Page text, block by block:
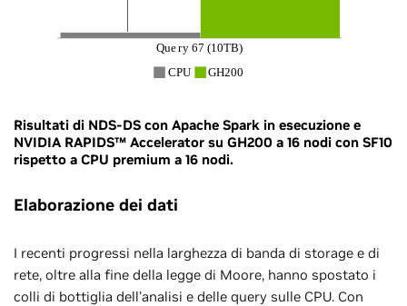
Risultati di NDS-DS con Apache Spark in esecuzione e
NVIDIA RAPIDS™ Accelerator su GH200 a 16 nodi con SF10
rispetto a CPU premium a 16 nodi.
Elaborazione dei dati
I recenti progressi nella larghezza di banda di storage e di
rete, oltre alla fine della legge di Moore, hanno spostato i
colli di bottiglia dell'analisi e delle query sulle CPU. Con